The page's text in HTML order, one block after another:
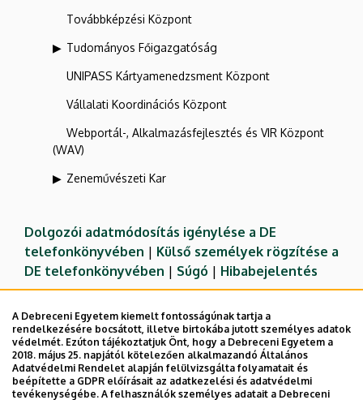
Továbbképzési Központ
Tudományos Főigazgatóság
UNIPASS Kártyamenedzsment Központ
Vállalati Koordinációs Központ
Webportál-, Alkalmazásfejlesztés és VIR Központ
(WAV)
Zeneművészeti Kar
Dolgozói adatmódosítás igénylése a DE
telefonkönyvében | Külső személyek rögzítése a
DE telefonkönyvében | Súgó | Hibabejelentés
A Debreceni Egyetem kiemelt fontosságúnak tartja a
rendelkezésére bocsátott, illetve birtokába jutott személyes adatok
védelmét. Ezúton tájékoztatjuk Önt, hogy a Debreceni Egyetem a
2018. május 25. napjától kötelezően alkalmazandó Általános
Adatvédelmi Rendelet alapján felülvizsgálta folyamatait és
beépítette a GDPR előírásait az adatkezelési és adatvédelmi
tevékenységébe. A felhasználók személyes adatait a Debreceni